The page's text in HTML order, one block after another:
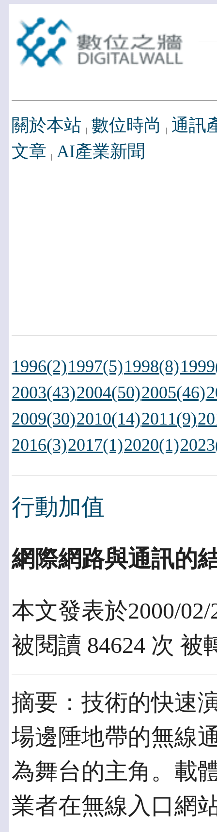
關於本站 數位時尚
通訊
文章 AI產業新聞
1996(2)1997(5)1998(8)
2003(43)2004(50)2005(46)
2009(30)2010(14)2011(9)
2016(3)2017(1)2020(1)
行動加值
網際網路與通訊的
本文發表於2000/02/
被閱讀 84624 次 被
摘要：技術的快速
場邊陲地帶的無線
為舞台的主角。載
業者在無線入口網